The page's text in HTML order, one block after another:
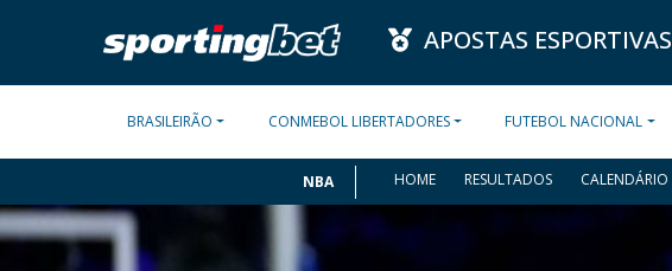
APOSTAS ESPORTIVAS
BRASILEIRÃO CONMEBOL LIBERTADORES FUTEBOL NACIONAL
NBA HOME RESULTADOS CALENDÁRIO